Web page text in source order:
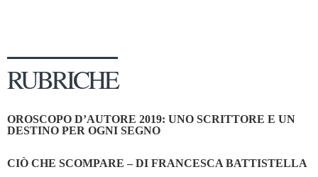
RUBRICHE
OROSCOPO D’AUTORE 2019: UNO SCRITTORE E UN
DESTINO PER OGNI SEGNO
CIÒ CHE SCOMPARE – DI FRANCESCA BATTISTELLA